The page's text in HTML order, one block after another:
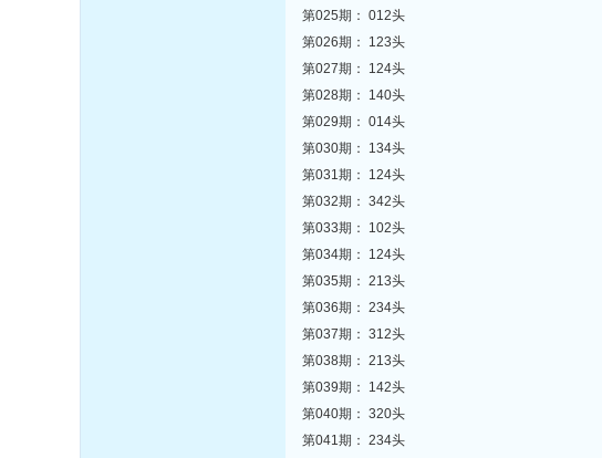
第025期： 012头
第026期： 123头
第027期： 124头
第028期： 140头
第029期： 014头
第030期： 134头
第031期： 124头
第032期： 342头
第033期： 102头
第034期： 124头
第035期： 213头
第036期： 234头
第037期： 312头
第038期： 213头
第039期： 142头
第040期： 320头
第041期： 234头